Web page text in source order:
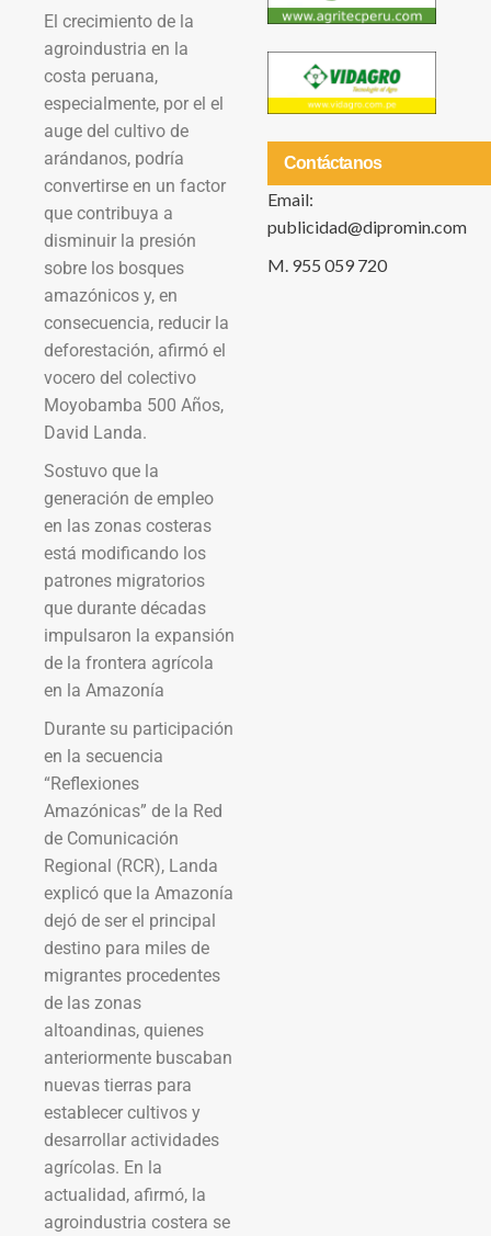
El crecimiento de la
agroindustria en la
costa peruana,
especialmente, por el el
auge del cultivo de
arándanos, podría
convertirse en un factor
que contribuya a
disminuir la presión
sobre los bosques
amazónicos y, en
consecuencia, reducir la
deforestación, afirmó el
vocero del colectivo
Moyobamba 500 Años,
David Landa.
Sostuvo que la
generación de empleo
en las zonas costeras
está modificando los
patrones migratorios
que durante décadas
impulsaron la expansión
de la frontera agrícola
en la Amazonía
Durante su participación
en la secuencia
“Reflexiones
Amazónicas” de la Red
de Comunicación
Regional (RCR), Landa
explicó que la Amazonía
dejó de ser el principal
destino para miles de
migrantes procedentes
de las zonas
altoandinas, quienes
anteriormente buscaban
nuevas tierras para
establecer cultivos y
desarrollar actividades
agrícolas. En la
actualidad, afirmó, la
agroindustria costera se
Contáctanos
Email:
publicidad@dipromin.com
M. 955 059 720